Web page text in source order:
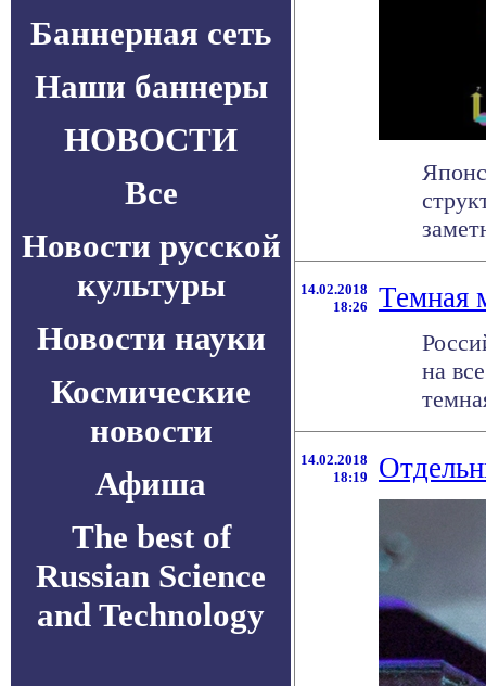
Баннерная сеть
Наши баннеры
НОВОСТИ
Все
Новости русской
культуры
Новости науки
Космические
новости
Афиша
The best of
Russian Science
and Technology
14.02.2018
18:26
Темная
на
14.02.2018
18:19